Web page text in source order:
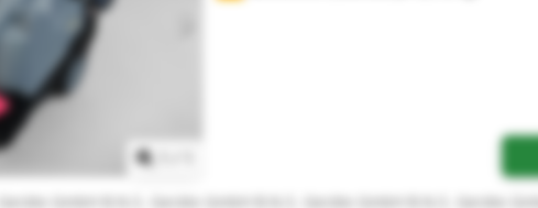
GmbH B.N.S. Geräte GmbH B.N.S. Geräte GmbH B.N.S. Geräte